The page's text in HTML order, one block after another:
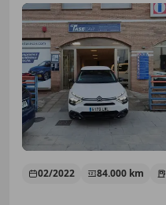
02/2022 84.000 km